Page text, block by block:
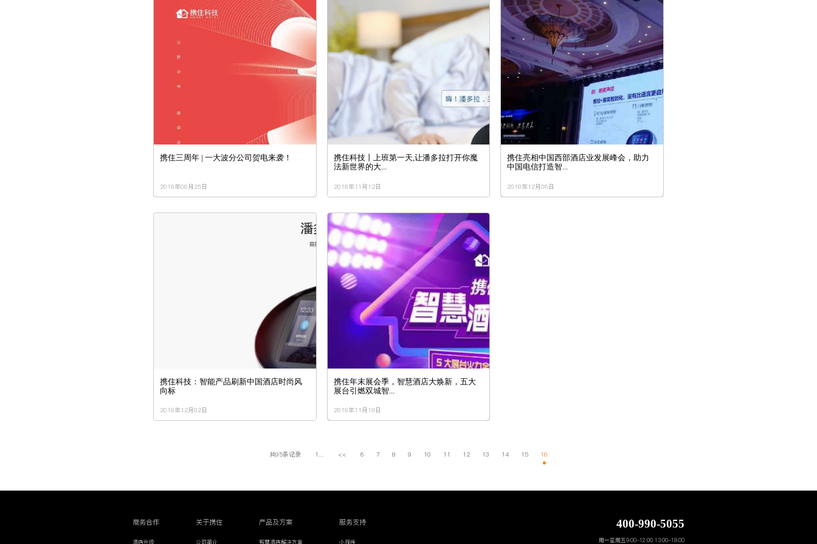
携住三周年 | 一大波分公司贺电来袭！
2018年06月25日
携住科技丨上班第一天,让潘多拉打开你魔
法新世界的大...
2018年11月12日
携住亮相中国西部酒店业发展峰会，助力
中国电信打造智...
2018年12月06日
携住科技：智能产品刷新中国酒店时尚风
向标
2018年12月02日
携住年末展会季，智慧酒店大焕新，五大
展台引燃双城智...
2018年11月19日
共95条记录 1... << 6 7 8 9 10 11 12 13 14 15 16
商务合作
酒店升级
关于携住
公司简介
产品及方案
智慧酒店解决方案
服务支持
小程序
400-990-5055
周一至周五9:00-12:00 13:00-18:00